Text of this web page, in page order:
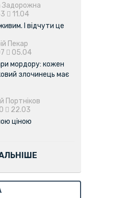
Задорожна
11.04
І відчути це
Пекар
05.04
мордору: кожен
злочинець має
Портніков
22.03
ціною